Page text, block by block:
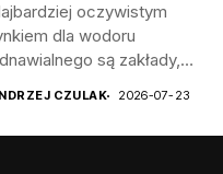
oczywistym
dla wodoru
są zakłady,
CZULAK 2026-07-23